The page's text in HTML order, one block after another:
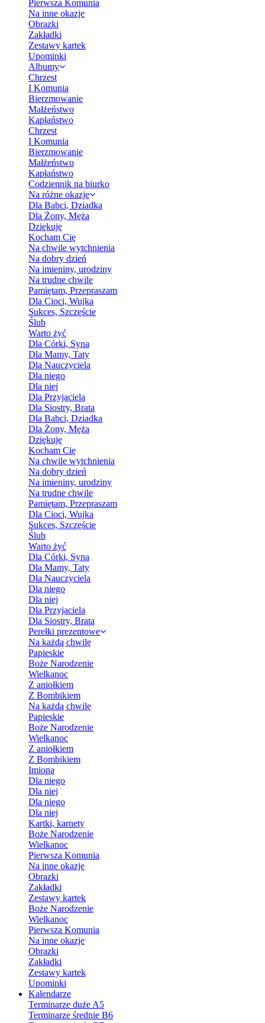
Pierwsza Komunia
Na inne okazje
Obrazki
Zakładki
Zestawy kartek
Upominki
Albumy
Chrzest
I Komunia
Bierzmowanie
Małżeństwo
Kapłaństwo
Chrzest
I Komunia
Bierzmowanie
Małżeństwo
Kapłaństwo
Codziennik na biurko
Na różne okazje
Dla Babci, Dziadka
Dla Żony, Męża
Dziękuję
Kocham Cię
Na chwile wytchnienia
Na dobry dzień
Na imieniny, urodziny
Na trudne chwile
Pamiętam, Przepraszam
Dla Cioci, Wujka
Sukces, Szczęście
Ślub
Warto żyć
Dla Córki, Syna
Dla Mamy, Taty
Dla Nauczyciela
Dla niego
Dla niej
Dla Przyjaciela
Dla Siostry, Brata
Dla Babci, Dziadka
Dla Żony, Męża
Dziękuję
Kocham Cię
Na chwile wytchnienia
Na dobry dzień
Na imieniny, urodziny
Na trudne chwile
Pamiętam, Przepraszam
Dla Cioci, Wujka
Sukces, Szczęście
Ślub
Warto żyć
Dla Córki, Syna
Dla Mamy, Taty
Dla Nauczyciela
Dla niego
Dla niej
Dla Przyjaciela
Dla Siostry, Brata
Perełki prezentowe
Na każdą chwilę
Papieskie
Boże Narodzenie
Wielkanoc
Z aniołkiem
Z Bombikiem
Na każdą chwilę
Papieskie
Boże Narodzenie
Wielkanoc
Z aniołkiem
Z Bombikiem
Imiona
Dla niego
Dla niej
Dla niego
Dla niej
Kartki, karnety
Boże Narodzenie
Wielkanoc
Pierwsza Komunia
Na inne okazje
Obrazki
Zakładki
Zestawy kartek
Boże Narodzenie
Wielkanoc
Pierwsza Komunia
Na inne okazje
Obrazki
Zakładki
Zestawy kartek
Upominki
Kalendarze
Terminarze duże A5
Terminarze średnie B6